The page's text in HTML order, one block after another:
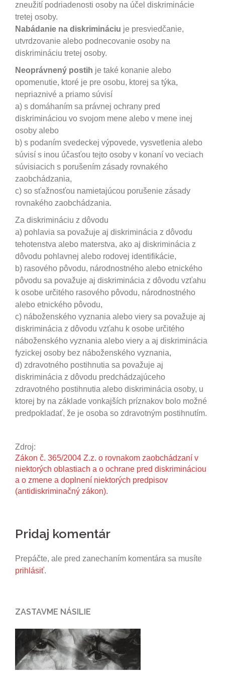
zneužití podriadenosti osoby na účel diskriminácie
tretej osoby.
Nabádanie na diskrimináciu je presviedčanie,
utvrdzovanie alebo podnecovanie osoby na
diskrimináciu tretej osoby.
Neoprávnený postih je také konanie alebo
opomenutie, ktoré je pre osobu, ktorej sa týka,
nepriaznivé a priamo súvisí
a) s domáhaním sa právnej ochrany pred
diskrimináciou vo svojom mene alebo v mene inej
osoby alebo
b) s podaním svedeckej výpovede, vysvetlenia alebo
súvisí s inou účasťou tejto osoby v konaní vo veciach
súvisiacich s porušením zásady rovnakého
zaobchádzania,
c) so sťažnosťou namietajúcou porušenie zásady
rovnakého zaobchádzania.
Za diskrimináciu z dôvodu
a) pohlavia sa považuje aj diskriminácia z dôvodu
tehotenstva alebo materstva, ako aj diskriminácia z
dôvodu pohlavnej alebo rodovej identifikácie,
b) rasového pôvodu, národnostného alebo etnického
pôvodu sa považuje aj diskriminácia z dôvodu vzťahu
k osobe určitého rasového pôvodu, národnostného
alebo etnického pôvodu,
c) náboženského vyznania alebo viery sa považuje aj
diskriminácia z dôvodu vzťahu k osobe určitého
náboženského vyznania alebo viery a aj diskriminácia
fyzickej osoby bez náboženského vyznania,
d) zdravotného postihnutia sa považuje aj
diskriminácia z dôvodu predchádzajúceho
zdravotného postihnutia alebo diskriminácia osoby, u
ktorej by na základe vonkajších príznakov bolo možné
predpokladať, že je osoba so zdravotným postihnutím.
Zdroj:
Zákon č. 365/2004 Z.z. o rovnakom zaobchádzaní v
niektorých oblastiach a o ochrane pred diskrimináciou
a o zmene a doplnení niektorých predpisov
(antidiskriminačný zákon).
Pridaj komentár
Prepáčte, ale pred zanechaním komentára sa musíte
prihlásiť.
ZASTAVME NÁSILIE